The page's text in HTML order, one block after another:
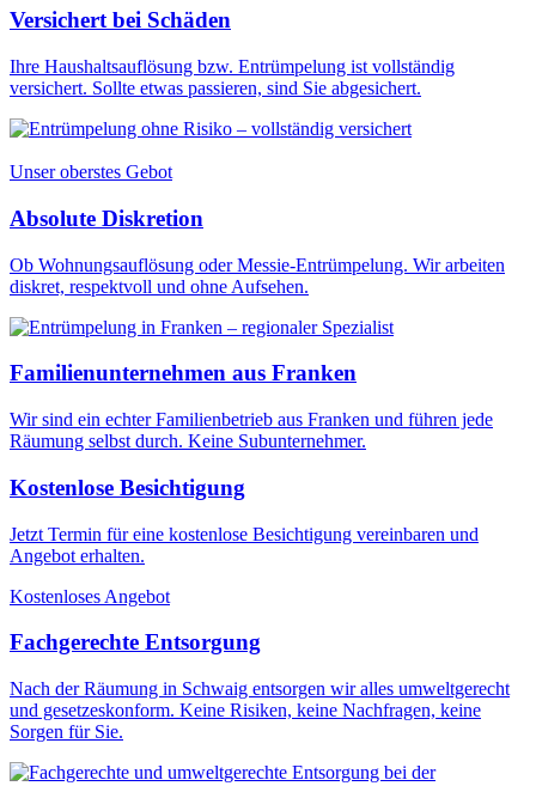
Versichert bei Schäden
Ihre Haushaltsauflösung bzw. Entrümpelung ist vollständig
versichert. Sollte etwas passieren, sind Sie abgesichert.
Unser oberstes Gebot
Absolute Diskretion
Ob Wohnungsauflösung oder Messie-Entrümpelung. Wir arbeiten
diskret, respektvoll und ohne Aufsehen.
Familienunternehmen aus Franken
Wir sind ein echter Familienbetrieb aus Franken und führen jede
Räumung selbst durch. Keine Subunternehmer.
Kostenlose Besichtigung
Jetzt Termin für eine kostenlose Besichtigung vereinbaren und
Angebot erhalten.
Kostenloses Angebot
Fachgerechte Entsorgung
Nach der Räumung in Schwaig entsorgen wir alles umweltgerecht
und gesetzeskonform. Keine Risiken, keine Nachfragen, keine
Sorgen für Sie.